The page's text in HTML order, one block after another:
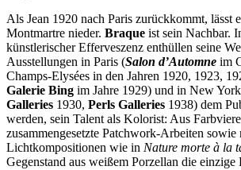
Als Jean 1920 nach Paris zurückkommt, lässt
Montmartre nieder. Braque ist sein Nachbar.
künstlerischer Efferveszenz enthüllen seine
Ausstellungen in Paris (Salon d’Automne im
Champs-Elysées in den Jahren 1920, 1923,
Galerie Bing im Jahre 1929) und in New
Galleries 1930, Perls Galleries 1938) dem
werden, sein Talent als Kolorist: Aus
zusammengesetzte Patchwork-Arbeiten sowie
Lichtkompositionen wie in Nature morte à la
Gegenstand aus weißem Porzellan die